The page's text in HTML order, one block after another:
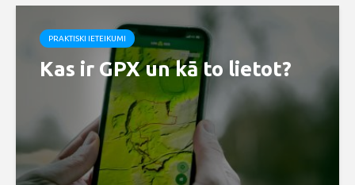
PRAKTISKI IETEIKUMI
Kas ir GPX un kā to lietot?